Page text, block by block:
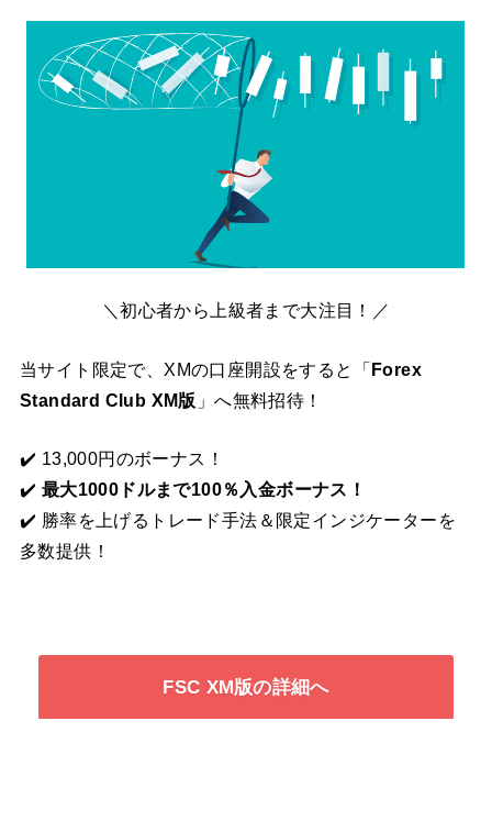
＼初心者から上級者まで大注目！／
当サイト限定で、XMの口座開設をすると「 Forex
Standard Club XM版 」へ無料招待！
✔️ 13,000円のボーナス！
✔️ 最大1000ドルまで100％入金ボーナス！
✔️ 勝率を上げるトレード手法＆限定インジケーターを
多数提供！
FSC XM版の詳細へ